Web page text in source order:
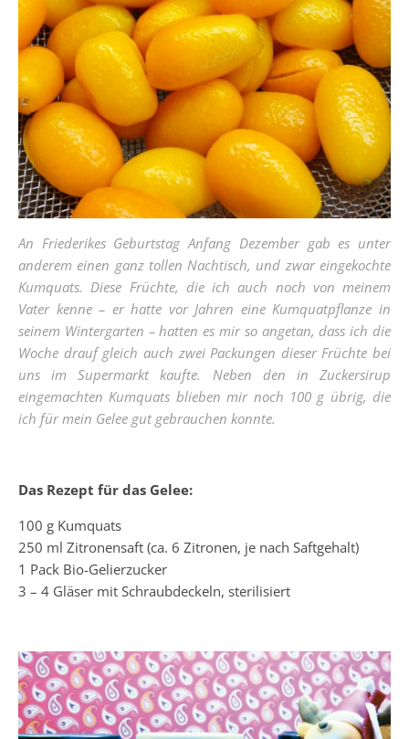
An Friederikes Geburtstag Anfang Dezember gab es unter
anderem einen ganz tollen Nachtisch, und zwar eingekochte
Kumquats. Diese Früchte, die ich auch noch von meinem
Vater kenne – er hatte vor Jahren eine Kumquatpflanze in
seinem Wintergarten – hatten es mir so angetan, dass ich die
Woche drauf gleich auch zwei Packungen dieser Früchte bei
uns im Supermarkt kaufte. Neben den in Zuckersirup
eingemachten Kumquats blieben mir noch 100 g übrig, die
ich für mein Gelee gut gebrauchen konnte.
Das Rezept für das Gelee:
100 g Kumquats
250 ml Zitronensaft (ca. 6 Zitronen, je nach Saftgehalt)
1 Pack Bio-Gelierzucker
3 – 4 Gläser mit Schraubdeckeln, sterilisiert